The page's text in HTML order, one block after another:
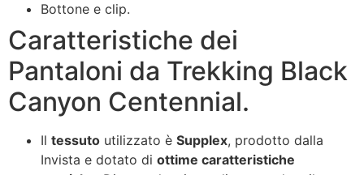
Bottone e clip.
Caratteristiche dei
Pantaloni da Trekking Black
Canyon Centennial.
Il tessuto utilizzato è Supplex, prodotto dalla
Invista e dotato di ottime caratteristiche